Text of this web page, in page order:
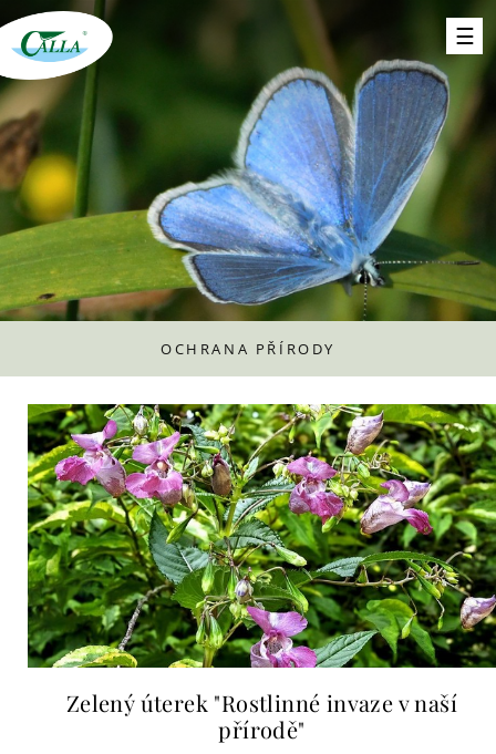
OCHRANA PŘÍRODY
Zelený úterek "Rostlinné invaze v naší
přírodě"